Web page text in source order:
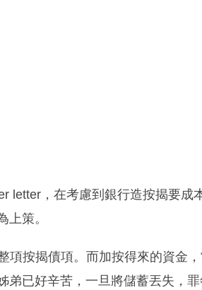
letter，在考慮到銀行造按揭要成
策。
項按揭債項。而加按得來的資金
已好辛苦，一旦將儲蓄丟失，罪